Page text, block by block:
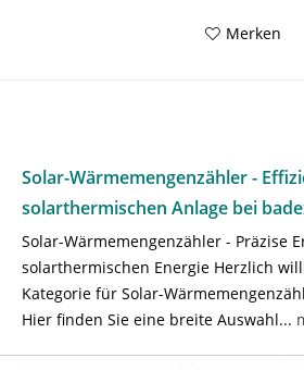
Merken
Solar-Wärmemengenzähler -
solarthermischen Anlage bei
Solar-Wärmemengenzähler - Präzise
solarthermischen Energie Herzlich
Kategorie für Solar-
Hier finden Sie eine breite Auswahl...